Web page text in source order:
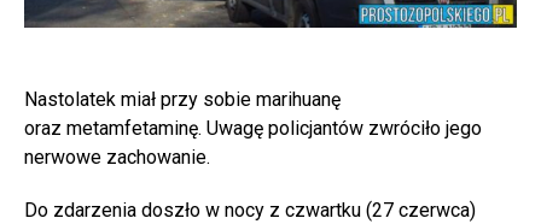
Nastolatek miał przy sobie marihuanę
oraz metamfetaminę. Uwagę policjantów zwróciło jego
nerwowe zachowanie.
Do zdarzenia doszło w nocy z czwartku (27 czerwca)